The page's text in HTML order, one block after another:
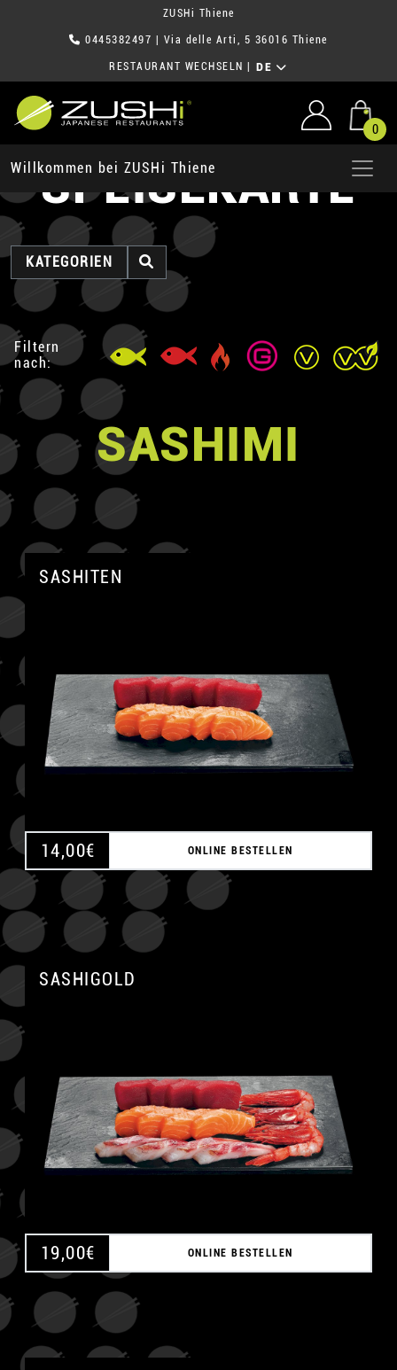
ZUSHi Thiene
0445382497 | Via delle Arti, 5 36016 Thiene
RESTAURANT WECHSELN DE
0
Willkommen bei ZUSHi Thiene
SPEISEKARTE
KATEGORIEN
Filtern
nach:
SASHIMI
SASHITEN
14,00€ ONLINE BESTELLEN
SASHIGOLD
19,00€ ONLINE BESTELLEN